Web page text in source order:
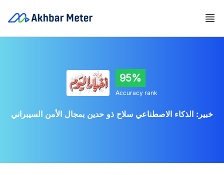
95%
Accuracy rank
خبير: الذكاء الاصطناعي سلاح ذو حدين بمجال الأمن السيبراني